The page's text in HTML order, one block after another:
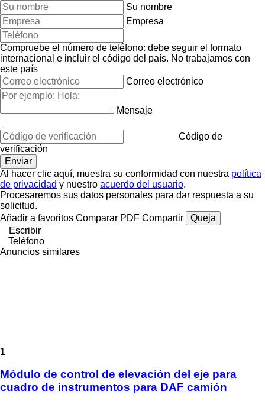
Su nombre
Empresa
Compruebe el número de teléfono: debe seguir el formato
internacional e incluir el código del país. No trabajamos con
este país
Correo electrónico
Mensaje
Código de
verificación
Al hacer clic aquí, muestra su conformidad con nuestra política
de privacidad y nuestro acuerdo del usuario.
Procesaremos sus datos personales para dar respuesta a su
solicitud.
Añadir a favoritos Comparar PDF Compartir
Queja
Escribir
Teléfono
Anuncios similares
1
Módulo de control de elevación del eje para
cuadro de instrumentos para DAF camión